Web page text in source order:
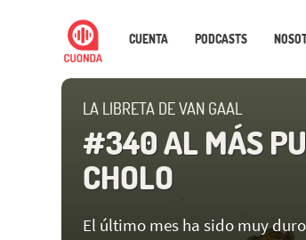
CUENTA PODCASTS
LA LIBRETA DE VAN GAAL
#340 AL MÁS
CHOLO
El último mes ha sido muy